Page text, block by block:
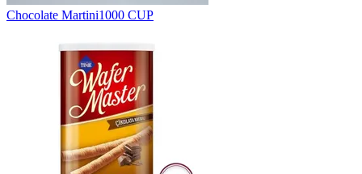
Chocolate Martini1000 CUP